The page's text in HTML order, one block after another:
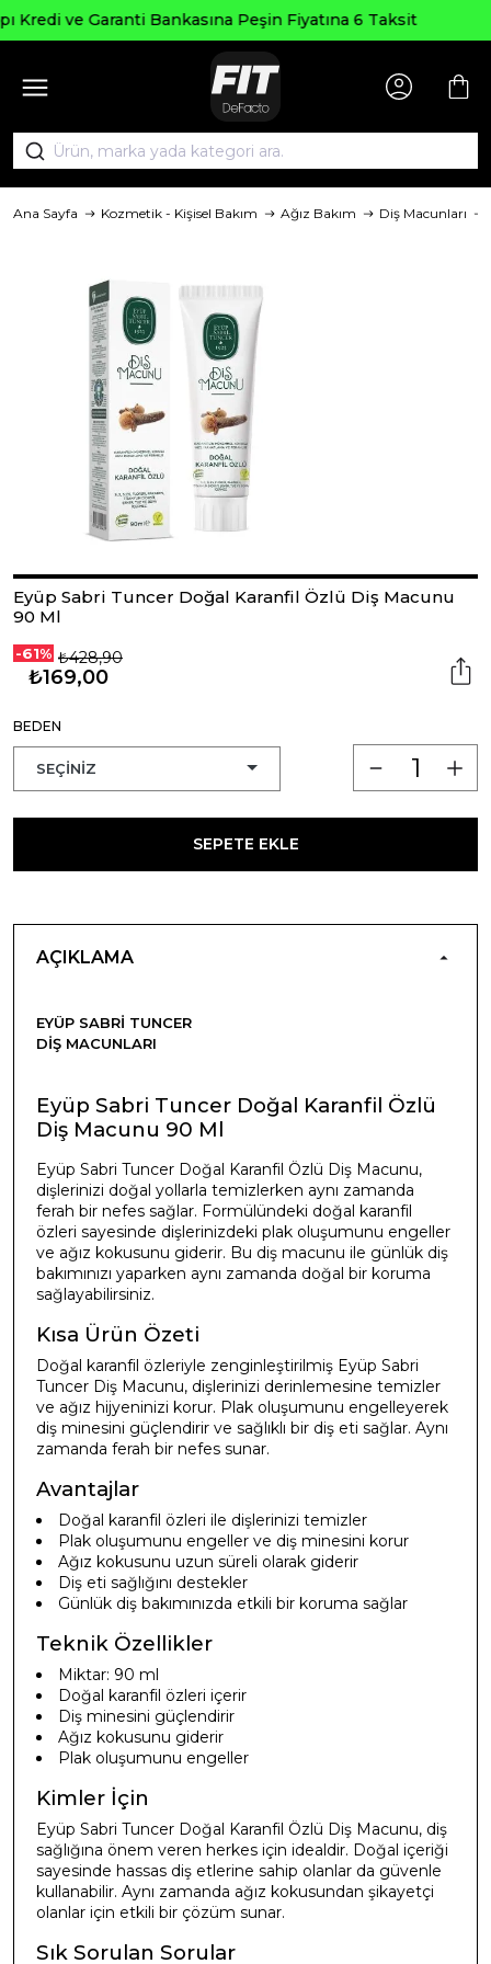
6 Taksit
AGUSTOS200
Ana Sayfa Kozmetik - Kişisel Bakım Ağız Bakım Diş Macunları
Eyüp Sabri Tuncer Doğal Karanfil Özlü Diş Macunu
90 Ml
-61% ₺428,90
₺169,00
BEDEN
SEPETE EKLE
AÇIKLAMA
EYÜP SABRI TUNCER
DIŞ MACUNLARI
Eyüp Sabri Tuncer Doğal Karanfil Özlü
Diş Macunu 90 Ml
Eyüp Sabri Tuncer Doğal Karanfil Özlü Diş Macunu,
dişlerinizi doğal yollarla temizlerken aynı zamanda
ferah bir nefes sağlar. Formülündeki doğal karanfil
özleri sayesinde dişlerinizdeki plak oluşumunu engeller
ve ağız kokusunu giderir. Bu diş macunu ile günlük diş
bakımınızı yaparken aynı zamanda doğal bir koruma
sağlayabilirsiniz.
Kısa Ürün Özeti
Doğal karanfil özleriyle zenginleştirilmiş Eyüp Sabri
Tuncer Diş Macunu, dişlerinizi derinlemesine temizler
ve ağız hijyeninizi korur. Plak oluşumunu engelleyerek
diş minesini güçlendirir ve sağlıklı bir diş eti sağlar. Aynı
zamanda ferah bir nefes sunar.
Avantajlar
Doğal karanfil özleri ile dişlerinizi temizler
Plak oluşumunu engeller ve diş minesini korur
Ağız kokusunu uzun süreli olarak giderir
Diş eti sağlığını destekler
Günlük diş bakımınızda etkili bir koruma sağlar
Teknik Özellikler
Miktar: 90 ml
Doğal karanfil özleri içerir
Diş minesini güçlendirir
Ağız kokusunu giderir
Plak oluşumunu engeller
Kimler İçin
Eyüp Sabri Tuncer Doğal Karanfil Özlü Diş Macunu, diş
sağlığına önem veren herkes için idealdir. Doğal içeriği
sayesinde hassas diş etlerine sahip olanlar da güvenle
kullanabilir. Aynı zamanda ağız kokusundan şikayetçi
olanlar için etkili bir çözüm sunar.
Sık Sorulan Sorular